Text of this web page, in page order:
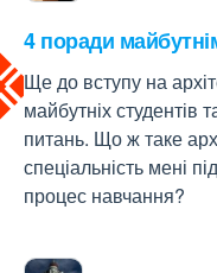
4 поради
Ще до вступу на
майбутніх студентів
питань. Що ж таке
спеціальність мені
процес навчання?